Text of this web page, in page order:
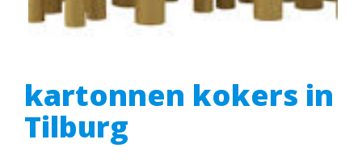
kartonnen kokers in
Tilburg